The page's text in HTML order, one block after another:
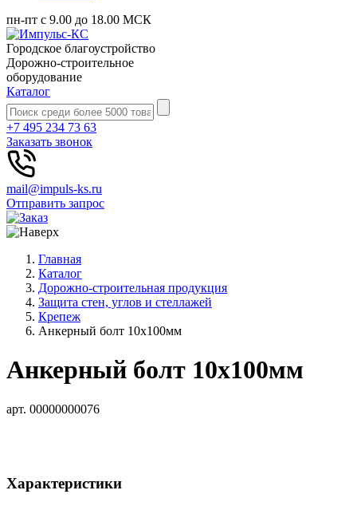
пн-пт с 9.00 до 18.00 МСК
Городское благоустройство
Дорожно-строительное
оборудование
Каталог
+7 495 234 73 63
Заказать звонок
mail@impuls-ks.ru
Отправить запрос
Главная
Каталог
Дорожно-строительная продукция
Защита стен, углов и стеллажей
Крепеж
Анкерный болт 10х100мм
Анкерный болт 10х100мм
арт. 00000000076
Характеристики